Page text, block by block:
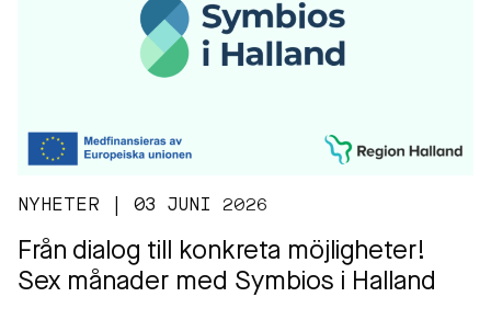
NYHETER | 03 JUNI 2026
Från dialog till konkreta möjligheter!
Sex månader med Symbios i Halland